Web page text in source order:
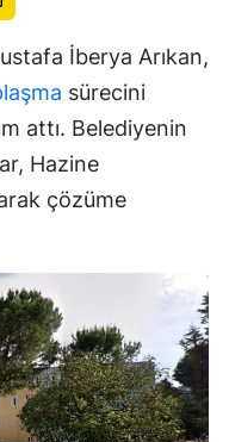
İberya Arıkan,
sürecini
attı. Belediyenin
Hazine
çözüme